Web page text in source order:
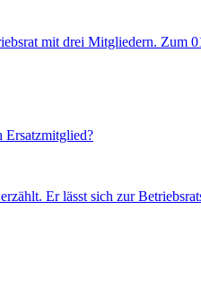
mit drei Mitgliedern. Zum
Ersatzmitglied?
Er lässt sich zur